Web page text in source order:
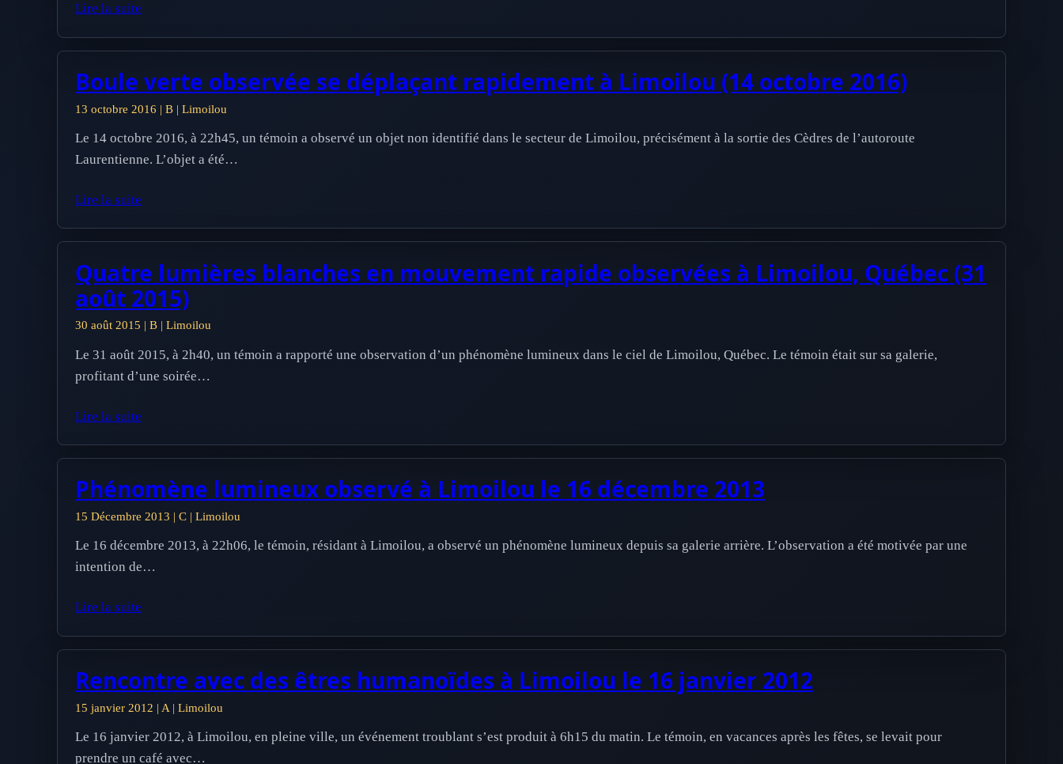
Lire la suite
Boule verte observée se déplaçant rapidement à Limoilou (14 octobre 2016)
13 octobre 2016 | B | Limoilou
Le 14 octobre 2016, à 22h45, un témoin a observé un objet non identifié dans le secteur de Limoilou, précisément à la sortie des Cèdres de l’autoroute
Laurentienne. L’objet a été…
Lire la suite
Quatre lumières blanches en mouvement rapide observées à Limoilou, Québec (31
août 2015)
30 août 2015 | B | Limoilou
Le 31 août 2015, à 2h40, un témoin a rapporté une observation d’un phénomène lumineux dans le ciel de Limoilou, Québec. Le témoin était sur sa galerie,
profitant d’une soirée…
Lire la suite
Phénomène lumineux observé à Limoilou le 16 décembre 2013
15 Décembre 2013 | C | Limoilou
Le 16 décembre 2013, à 22h06, le témoin, résidant à Limoilou, a observé un phénomène lumineux depuis sa galerie arrière. L’observation a été motivée par une
intention de…
Lire la suite
Rencontre avec des êtres humanoïdes à Limoilou le 16 janvier 2012
15 janvier 2012 | A | Limoilou
Le 16 janvier 2012, à Limoilou, en pleine ville, un événement troublant s’est produit à 6h15 du matin. Le témoin, en vacances après les fêtes, se levait pour
prendre un café avec…